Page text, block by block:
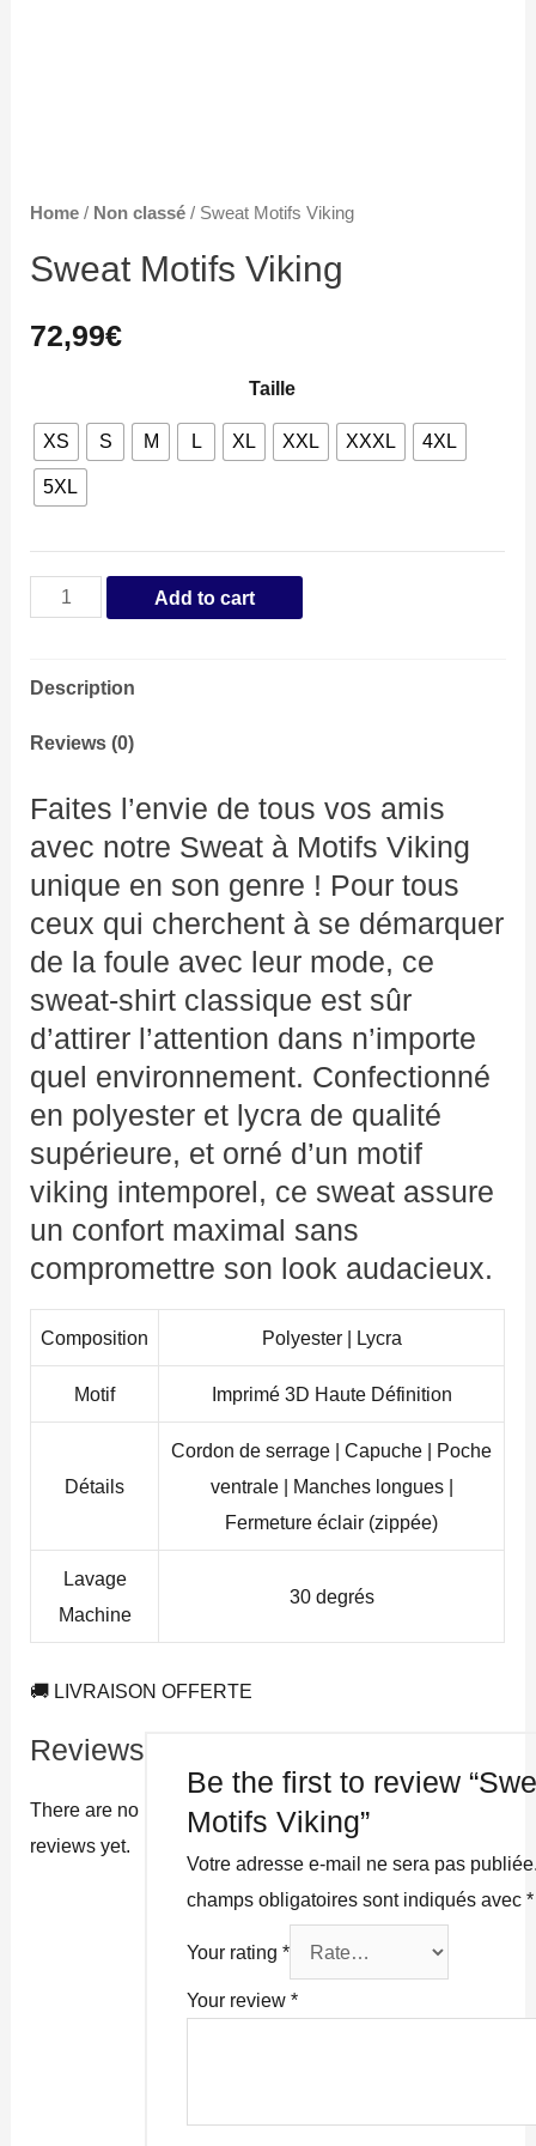
Home / Non classé / Sweat Motifs Viking
Sweat Motifs Viking
72,99€
Taille
XS S M L XL XXL XXXL 4XL
5XL
Sweat
quantity
Add to cart
Description
Reviews (0)
Faites l’envie de tous vos amis
avec notre Sweat à Motifs Viking
unique en son genre ! Pour tous
ceux qui cherchent à se démarquer
de la foule avec leur mode, ce
sweat-shirt classique est sûr
d’attirer l’attention dans n’importe
quel environnement. Confectionné
en polyester et lycra de qualité
supérieure, et orné d’un motif
viking intemporel, ce sweat assure
un confort maximal sans
compromettre son look audacieux.
Composition Polyester | Lycra
Motif Imprimé 3D Haute Définition
Détails
Cordon de serrage | Capuche | Poche
ventrale | Manches longues |
Fermeture éclair (zippée)
Lavage
Machine
30 degrés
🚚 LIVRAISON OFFERTE
Reviews
There are no
reviews yet.
Be the first to review
Motifs Viking”
Votre adresse e-mail ne sera pas
champs obligatoires sont indiqués avec*
Your rating*
Your review*